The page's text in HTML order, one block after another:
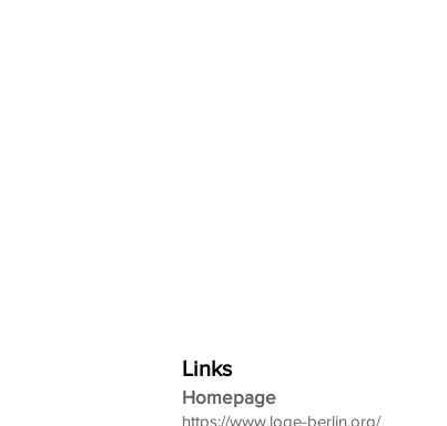
Links
Homepage
https://www.loge-berlin.org/